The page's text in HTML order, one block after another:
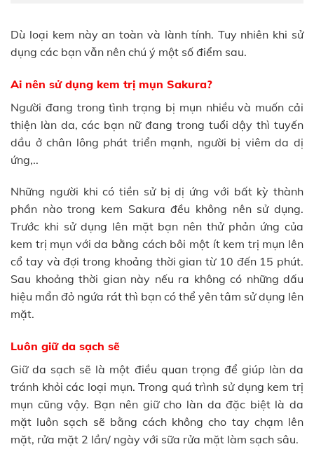
Dù loại kem này an toàn và lành tính. Tuy nhiên khi sử
dụng các bạn vẫn nên chú ý một số điểm sau.
Ai nên sử dụng kem trị mụn Sakura?
Người đang trong tình trạng bị mụn nhiều và muốn cải
thiện làn da, các bạn nữ đang trong tuổi dậy thì tuyến
dầu ở chân lông phát triển mạnh, người bị viêm da dị
ứng,..
Những người khi có tiền sử bị dị ứng với bất kỳ thành
phần nào trong kem Sakura đều không nên sử dụng.
Trước khi sử dụng lên mặt bạn nên thử phản ứng của
kem trị mụn với da bằng cách bôi một ít kem trị mụn lên
cổ tay và đợi trong khoảng thời gian từ 10 đến 15 phút.
Sau khoảng thời gian này nếu ra không có những dấu
hiệu mẩn đỏ ngứa rát thì bạn có thể yên tâm sử dụng lên
mặt.
Luôn giữ da sạch sẽ
Giữ da sạch sẽ là một điều quan trọng để giúp làn da
tránh khỏi các loại mụn. Trong quá trình sử dụng kem trị
mụn cũng vậy. Bạn nên giữ cho làn da đặc biệt là da
mặt luôn sạch sẽ bằng cách không cho tay chạm lên
mặt, rửa mặt 2 lần/ ngày với sữa rửa mặt làm sạch sâu.